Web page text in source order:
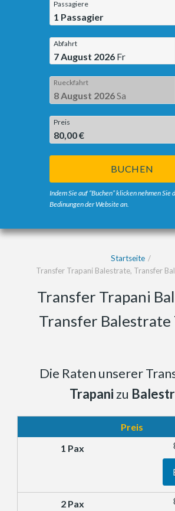
Passagiere
1 Passagier
Abfahrt
7 August 2026 Fr
Rueckfahrt
8 August 2026Sa
Preis
80,00 €
BUCHEN
Indem Sie auf “Buchen” klicken nehmen Sie
Bedinungen der Website an.
Startseite
Transfer Trapani Balestrate, Transfer
Transfer Trapani
Transfer Balestrate
Die Raten unserer
Trapani zu
Preis